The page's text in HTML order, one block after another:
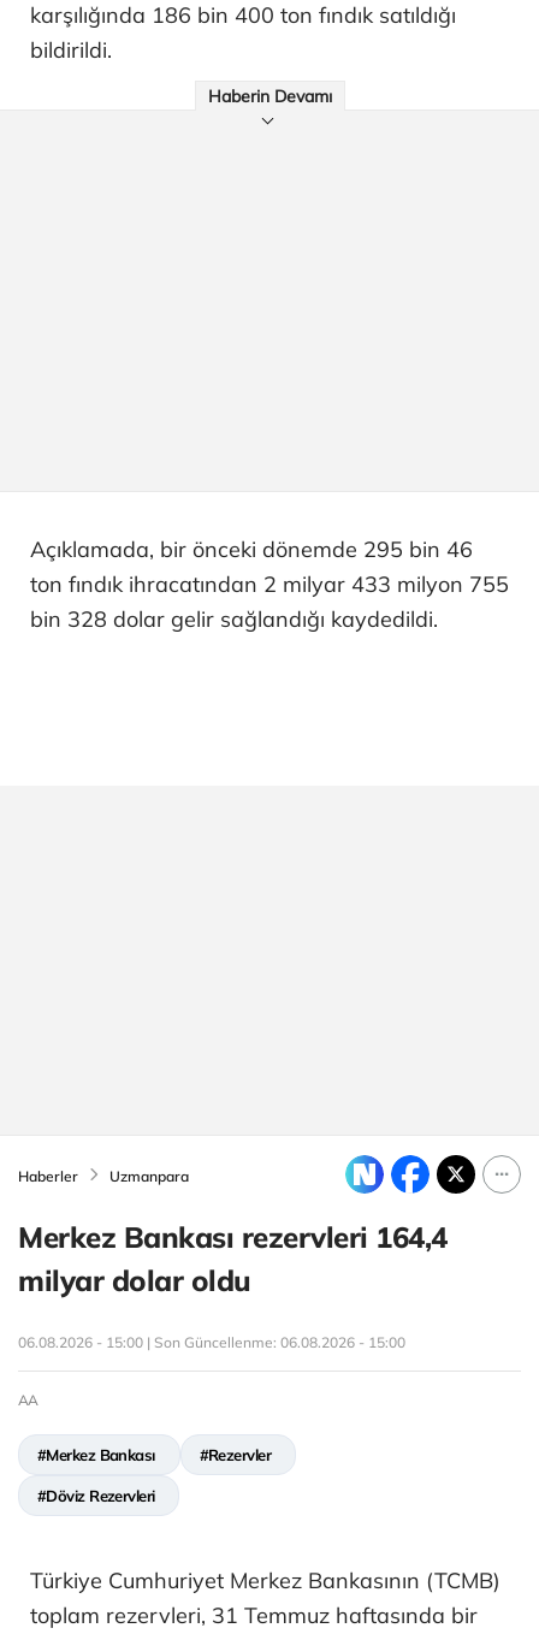
karşılığında 186 bin 400 ton fındık satıldığı
bildirildi.
Haberin Devamı
Açıklamada, bir önceki dönemde 295 bin 46
ton fındık ihracatından 2 milyar 433 milyon 755
bin 328 dolar gelir sağlandığı kaydedildi.
Haberler Uzmanpara
Merkez Bankası rezervleri 164,4
milyar dolar oldu
06.08.2026 - 15:00 | Son Güncellenme: 06.08.2026 - 15:00
AA
#Merkez Bankası #Rezervler
#Döviz Rezervleri
Türkiye Cumhuriyet Merkez Bankasının (TCMB)
toplam rezervleri, 31 Temmuz haftasında bir